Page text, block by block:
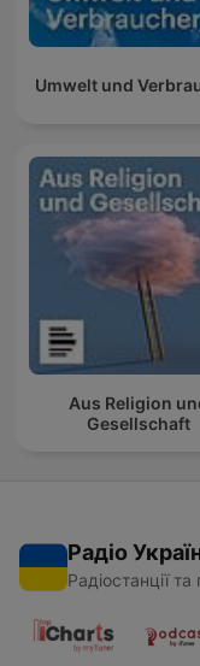
Umwelt und
Aus Religion
Gesellschaft
Радіо
Радіостанції